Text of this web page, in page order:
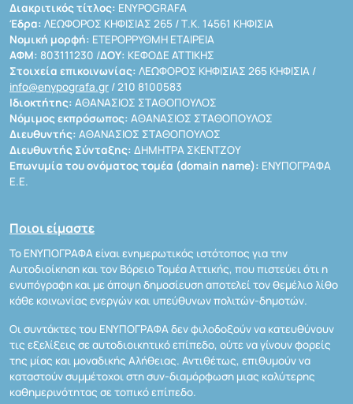
Διακριτικός τίτλος: ENYPOGRAFA
Έδρα: ΛΕΩΦΟΡΟΣ ΚΗΦΙΣΙΑΣ 265 / Τ.Κ. 14561 ΚΗΦΙΣΙΑ
Νομική μορφή: ΕΤΕΡΟΡΡΥΘΜΗ ΕΤΑΙΡΕΙΑ
ΑΦΜ: 803111230 /ΔΟΥ: ΚΕΦΟΔΕ ΑΤΤΙΚΗΣ
Στοιχεία επικοινωνίας: ΛΕΩΦΟΡΟΣ ΚΗΦΙΣΙΑΣ 265 ΚΗΦΙΣΙΑ /
info@enypografa.gr / 210 8100583
Ιδιοκτήτης: ΑΘΑΝΑΣΙΟΣ ΣΤΑΘΟΠΟΥΛΟΣ
Νόμιμος εκπρόσωπος: ΑΘΑΝΑΣΙΟΣ ΣΤΑΘΟΠΟΥΛΟΣ
Διευθυντής: ΑΘΑΝΑΣΙΟΣ ΣΤΑΘΟΠΟΥΛΟΣ
Διευθυντής Σύνταξης: ΔΗΜΗΤΡΑ ΣΚΕΝΤΖΟΥ
Επωνυμία του ονόματος τομέα (domain name): ΕΝΥΠΟΓΡΑΦΑ
Ε.Ε.
Ποιοι είμαστε
Το ΕΝΥΠΟΓΡΑΦΑ είναι ενημερωτικός ιστότοπος για την
Αυτοδιοίκηση και τον Βόρειο Τομέα Αττικής, που πιστεύει ότι η
ενυπόγραφη και με άποψη δημοσίευση αποτελεί τον θεμέλιο λίθο
κάθε κοινωνίας ενεργών και υπεύθυνων πολιτών-δημοτών.
Οι συντάκτες του ΕΝΥΠΟΓΡΑΦΑ δεν φιλοδοξούν να κατευθύνουν
τις εξελίξεις σε αυτοδιοικητικό επίπεδο, ούτε να γίνουν φορείς
της μίας και μοναδικής Αλήθειας. Αντιθέτως, επιθυμούν να
καταστούν συμμέτοχοι στη συν-διαμόρφωση μιας καλύτερης
καθημερινότητας σε τοπικό επίπεδο.